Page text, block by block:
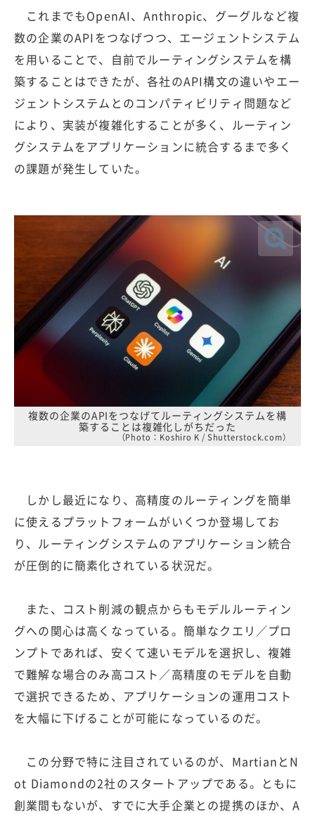
これまでもOpenAI、Anthropic、グーグルなど複
数の企業のAPIをつなげつつ、エージェントシステム
を用いることで、自前でルーティングシステムを構
築することはできたが、各社のAPI構文の違いやエー
ジェントシステムとのコンパティビリティ問題など
により、実装が複雑化することが多く、ルーティン
グシステムをアプリケーションに統合するまで多く
の課題が発生していた。
複数の企業のAPIをつなげてルーティングシステムを構
築することは複雑化しがちだった
（Photo：Koshiro K / Shutterstock.com）
しかし最近になり、高精度のルーティングを簡単
に使えるプラットフォームがいくつか登場してお
り、ルーティングシステムのアプリケーション統合
が圧倒的に簡素化されている状況だ。
また、コスト削減の観点からもモデルルーティン
グへの関心は高くなっている。簡単なクエリ／プロ
ンプトであれば、安くて速いモデルを選択し、複雑
で難解な場合のみ高コスト／高精度のモデルを自動
で選択できるため、アプリケーションの運用コスト
を大幅に下げることが可能になっているのだ。
この分野で特に注目されているのが、MartianとN
ot Diamondの2社のスタートアップである。ともに
創業間もないが、すでに大手企業との提携のほか、A